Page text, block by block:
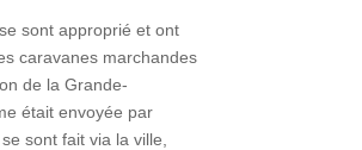
sont approprié et ont
caravanes marchandes
de la Grande-
était envoyée par
sont fait via la ville,